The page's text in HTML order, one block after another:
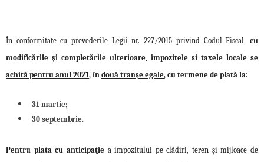
În conformitate cu prevederile Legii nr. 227/2015 privind Codul Fiscal, cu
modificările şi completările ulterioare, impozitele si taxele locale se
achită pentru anul 2021, în două tranşe egale, cu termene de plată la:
31 martie;
30 septembrie.
Pentru plata cu anticipaţiea impozitului pe clădiri, teren şi mijloace de